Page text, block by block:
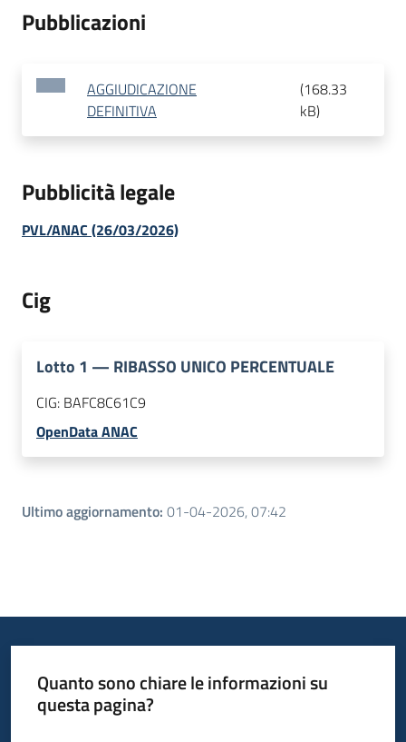
Pubblicazioni
AGGIUDICAZIONE
DEFINITIVA
(168.33
kB)
Pubblicità legale
PVL/ANAC (26/03/2026)
Cig
Lotto 1 — RIBASSO UNICO PERCENTUALE
CIG: BAFC8C61C9
OpenData ANAC
Ultimo aggiornamento: 01-04-2026, 07:42
Quanto sono chiare le informazioni su
questa pagina?